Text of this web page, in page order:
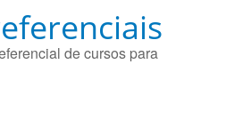
de cursos para